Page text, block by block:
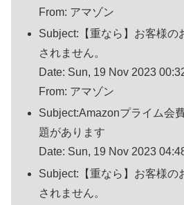
From: アマゾン
Subject:【重なら】お客様の
されません。
Date: Sun, 19 Nov 2023
From: アマゾン
Subject:Amazonプライム会
題があります
Date: Sun, 19 Nov 2023
Subject:【重なら】お客様の
されません。